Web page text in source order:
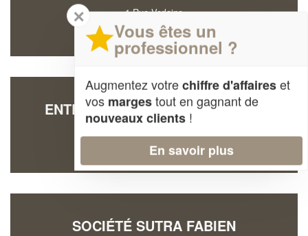
1 Rue Verlaine
47000 Agen
ENTREPRISE FROMONT MAXIME
47520 Le-Passage
SOCIÉTÉ SUTRA FABIEN
✕
Vous êtes un
professionnel ?
Augmentez votrechiffre d'affaireset
vos margestout en gagnant de
nouveaux clients !
En savoir plus